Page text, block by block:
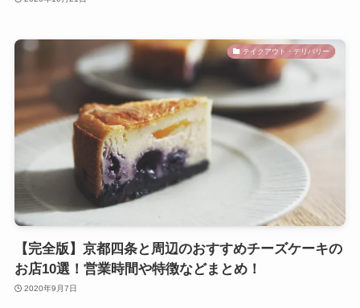
テイクアウト・デリバリー
【完全版】京都四条と周辺のおすすめチーズケーキの
お店10選！営業時間や特徴などまとめ！
2020年9月7日